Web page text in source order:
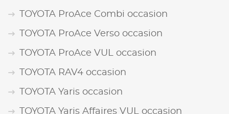
TOYOTA ProAce Combi occasion
TOYOTA ProAce Verso occasion
TOYOTA ProAce VUL occasion
TOYOTA RAV4 occasion
TOYOTA Yaris occasion
TOYOTA Yaris Affaires VUL occasion